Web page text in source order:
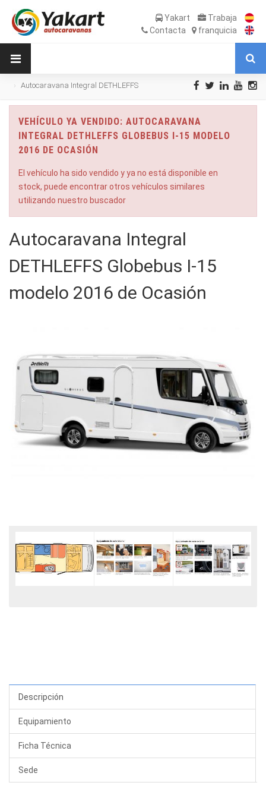
Yakart
Trabaja
Contacta
franquicia
Autocaravana Integral DETHLEFFS
VEHÍCULO YA VENDIDO: AUTOCARAVANA
INTEGRAL DETHLEFFS GLOBEBUS I-15 MODELO
2016 DE OCASIÓN
El vehículo ha sido vendido y ya no está disponible en
stock, puede encontrar otros vehículos similares
utilizando nuestro buscador
Autocaravana Integral
DETHLEFFS Globebus I-15
modelo 2016 de Ocasión
Descripción
Equipamiento
Ficha Técnica
Sede